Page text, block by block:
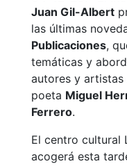
Juan Gil-Albert
las últimas
Publicaciones,
temáticas y
autores y
poeta Miguel
Ferrero.
El centro cultural
acogerá esta